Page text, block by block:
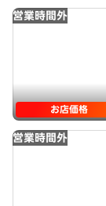
営業時間外
お店価格
営業時間外